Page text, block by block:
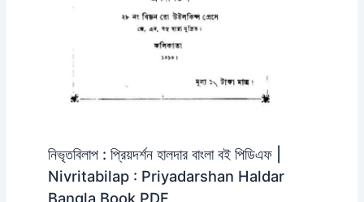
নিভৃতবিলাপ : প্রিয়দর্শন হালদার বাংলা বই পিডিএফ |
Nivritabilap : Priyadarshan Haldar
Bangla Book PDF